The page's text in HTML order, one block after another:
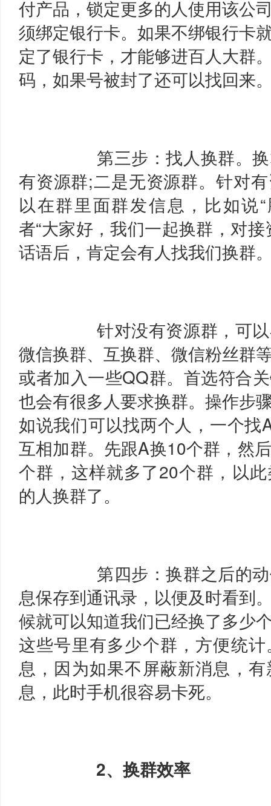
付产品，锁定更多的人使用该公
须绑定银行卡。如果不绑银行卡
定了银行卡，才能够进百人大群
码，如果号被封了还可以找回来
第三步：找人换群。
有资源群;二是无资源群。针对
以在群里面群发信息，比如说
者“大家好，我们一起换群，对
话语后，肯定会有人找我们换群
针对没有资源群，可
微信换群、互换群、微信粉丝群
或者加入一些QQ群。首选符合
也会有很多人要求换群。操作步
如说我们可以找两个人，一个找
互相加群。先跟A换10个群，然
个群，这样就多了20个群，以
的人换群了。
第四步：换群之后的
息保存到通讯录，以便及时看到
候就可以知道我们已经换了多少
这些号里有多少个群，方便统
息，因为如果不屏蔽新消息，
息，此时手机很容易卡死。
2、换群效率